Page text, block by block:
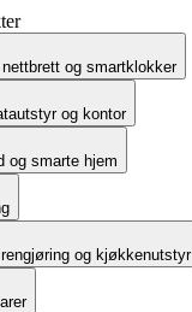
nettbrett og smartklokker
og kontor
og smarte hjem
og kjøkkenutstyr